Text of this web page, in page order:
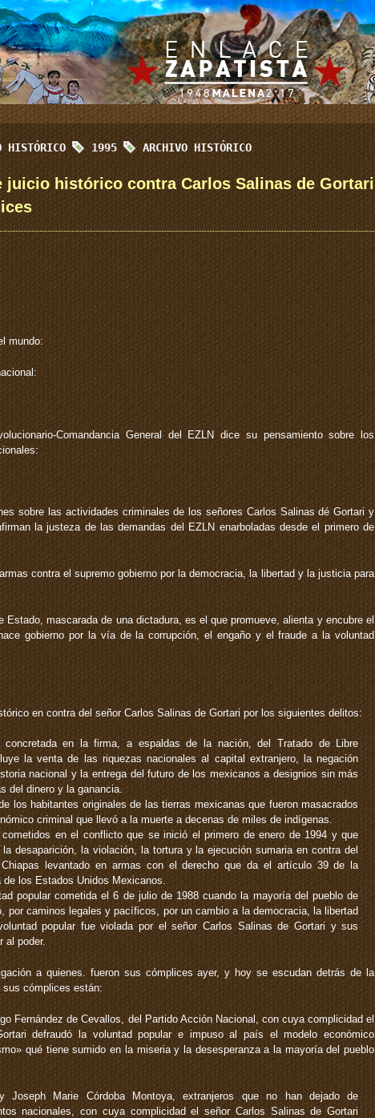
HISTÓRICO 1995 ARCHIVO HISTÓRICO
juicio histórico contra Carlos Salinas de Gortari
mundo:
Comandancia General del EZLN dice su pensamiento sobre los
sobre las actividades criminales de los señores Carlos Salinas dé Gortari y
la justeza de las demandas del EZLN enarboladas desde el primero de
contra el supremo gobierno por la democracia, la libertad y la justicia para
Estado, mascarada de una dictadura, es el que promueve, alienta y encubre el
gobierno por la vía de la corrupción, el engaño y el fraude a la voluntad
en contra del señor Carlos Salinas de Gortari por los siguientes delitos:
en la firma, a espaldas de la nación, del Tratado de Libre
la venta de las riquezas nacionales al capital extranjero, la negación
nacional y la entrega del futuro de los mexicanos a designios sin más
del dinero y la ganancia.
los habitantes originales de las tierras mexicanas que fueron masacrados
criminal que llevó a la muerte a decenas de miles de indígenas.
cometidos en el conflicto que se inició el primero de enero de 1994 y que
desaparición, la violación, la tortura y la ejecución sumaria en contra del
levantado en armas con el derecho que da el artículo 39 de la
los Estados Unidos Mexicanos.
popular cometida el 6 de julio de 1988 cuando la mayoría del pueblo de
por caminos legales y pacíficos, por un cambio a la democracia, la libertad
popular fue violada por el señor Carlos Salinas de Gortari y sus
al poder.
a quienes. fueron sus cómplices ayer, y hoy se escudan detrás de la
cómplices están:
Fernández de Cevallos, del Partido Acción Nacional, con cuya complicidad el
defraudó la voluntad popular e impuso al país el modelo económico
qué tiene sumido en la miseria y la desesperanza a la mayoría del pueblo
Joseph Marie Córdoba Montoya, extranjeros que no han dejado de
nacionales, con cuya complicidad el señor Carlos Salinas de Gortari